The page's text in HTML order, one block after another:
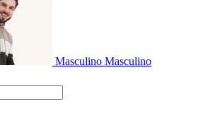
Masculino Masculino